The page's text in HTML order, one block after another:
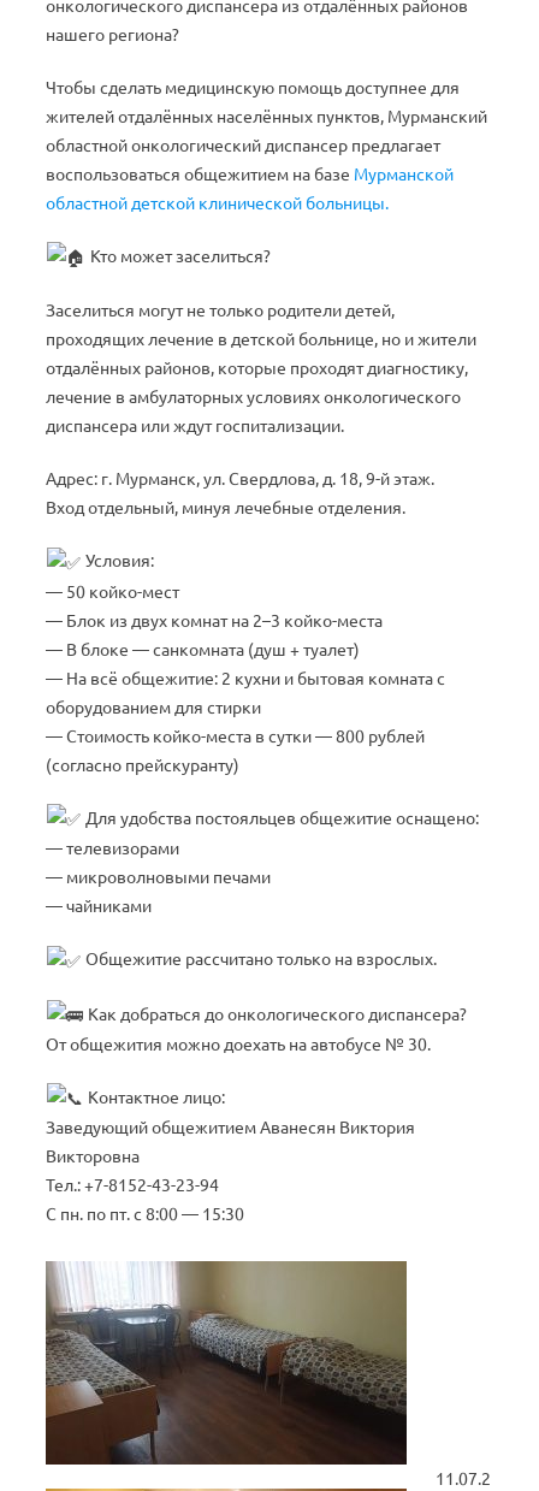
онкологического диспансера из отдалённых районов
нашего региона?
Чтобы сделать медицинскую помощь доступнее для
жителей отдалённых населённых пунктов, Мурманский
областной онкологический диспансер предлагает
воспользоваться общежитием на базе Мурманской
областной детской клинической больницы.
Кто может заселиться?
Заселиться могут не только родители детей,
проходящих лечение в детской больнице, но и жители
отдалённых районов, которые проходят диагностику,
лечение в амбулаторных условиях онкологического
диспансера или ждут госпитализации.
Адрес: г. Мурманск, ул. Свердлова, д. 18, 9-й этаж.
Вход отдельный, минуя лечебные отделения.
Условия:
— 50 койко-мест
— Блок из двух комнат на 2–3 койко-места
— В блоке — санкомната (душ + туалет)
— На всё общежитие: 2 кухни и бытовая комната с
оборудованием для стирки
— Стоимость койко-места в сутки — 800 рублей
(согласно прейскуранту)
Для удобства постояльцев общежитие оснащено:
— телевизорами
— микроволновыми печами
— чайниками
Общежитие рассчитано только на взрослых.
Как добраться до онкологического диспансера?
От общежития можно доехать на автобусе № 30.
Контактное лицо:
Заведующий общежитием Аванесян Виктория
Викторовна
Тел.: +7-8152-43-23-94
С пн. по пт. с 8:00 — 15:30
11.07.2